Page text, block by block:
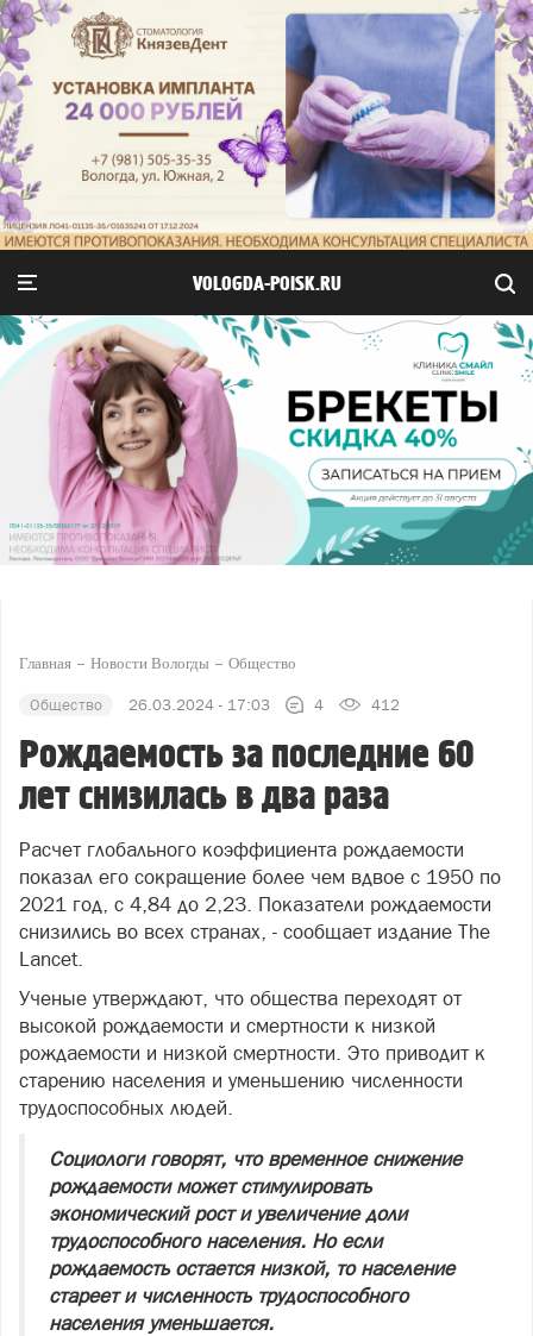
VOLOGDA-POISK.RU
Главная Новости Вологды Общество
Общество 26.03.2024 - 17:03 4 412
Рождаемость за последние 60
лет снизилась в два раза
Расчет глобального коэффициента рождаемости
показал его сокращение более чем вдвое с 1950 по
2021 год, с 4,84 до 2,23. Показатели рождаемости
снизились во всех странах, - сообщает издание The
Lancet.
Ученые утверждают, что общества переходят от
высокой рождаемости и смертности к низкой
рождаемости и низкой смертности. Это приводит к
старению населения и уменьшению численности
трудоспособных людей.
Социологи говорят, что временное снижение
рождаемости может стимулировать
экономический рост и увеличение доли
трудоспособного населения. Но если
рождаемость остается низкой, то население
стареет и численность трудоспособного
населения уменьшается.